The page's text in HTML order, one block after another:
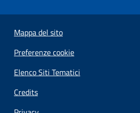
Mappa del sito
Preferenze cookie
Elenco Siti Tematici
Credits